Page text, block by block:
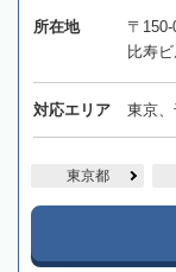
所在地
〒
比寿
対応エリア 東京
東京都